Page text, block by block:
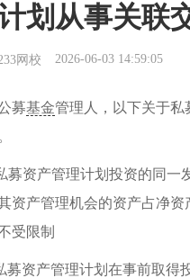
划从事关联
。
网校 2026-06-03 14:59:05
募基金管理人，以下关于私
募资产管理计划投资的同一
资产管理机会的资产占净
受限制
募资产管理计划在事前取得